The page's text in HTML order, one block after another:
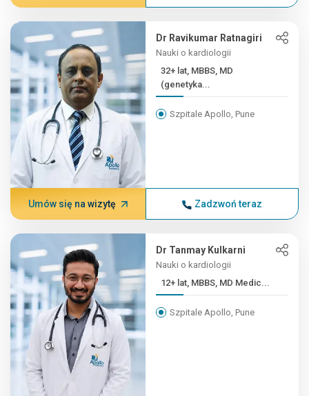
Dr Ravikumar Ratnagiri
Nauki o kardiologii
32+ lat, MBBS, MD
(genetyka...
Szpitale Apollo, Pune
Umów się na wizytę Zadzwoń teraz
Dr Tanmay Kulkarni
Nauki o kardiologii
12+ lat, MBBS, MD Medic...
Szpitale Apollo, Pune